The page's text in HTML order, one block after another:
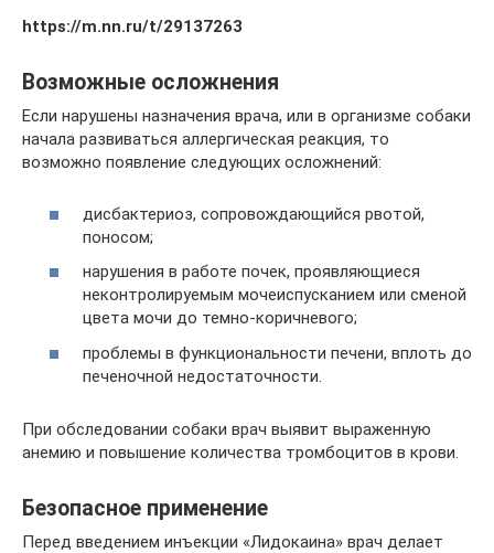
https://m.nn.ru/t/29137263
Возможные осложнения
Если нарушены назначения врача, или в организме собаки
начала развиваться аллергическая реакция, то
возможно появление следующих осложнений:
дисбактериоз, сопровождающийся рвотой,
поносом;
нарушения в работе почек, проявляющиеся
неконтролируемым мочеиспусканием или сменой
цвета мочи до темно-коричневого;
проблемы в функциональности печени, вплоть до
печеночной недостаточности.
При обследовании собаки врач выявит выраженную
анемию и повышение количества тромбоцитов в крови.
Безопасное применение
Перед введением инъекции «Лидокаина» врач делает